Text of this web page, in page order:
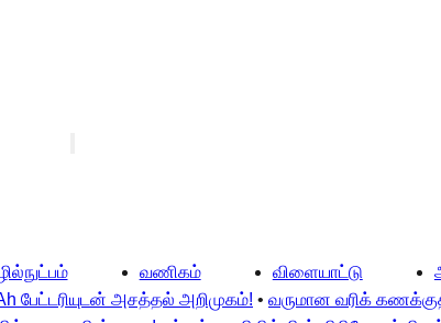
வணிகம் விளையாட்டு
பேட்டரியுடன் அசத்தல் அறிமுகம்! • வருமான வரிக்